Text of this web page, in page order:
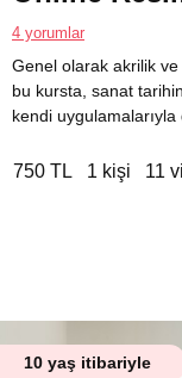
4 yorumlar
Genel olarak akrilik
bu kursta, sanat
kendi uygulamalarıyla
750 TL 1 kişi 11
10 yaş itibariyle